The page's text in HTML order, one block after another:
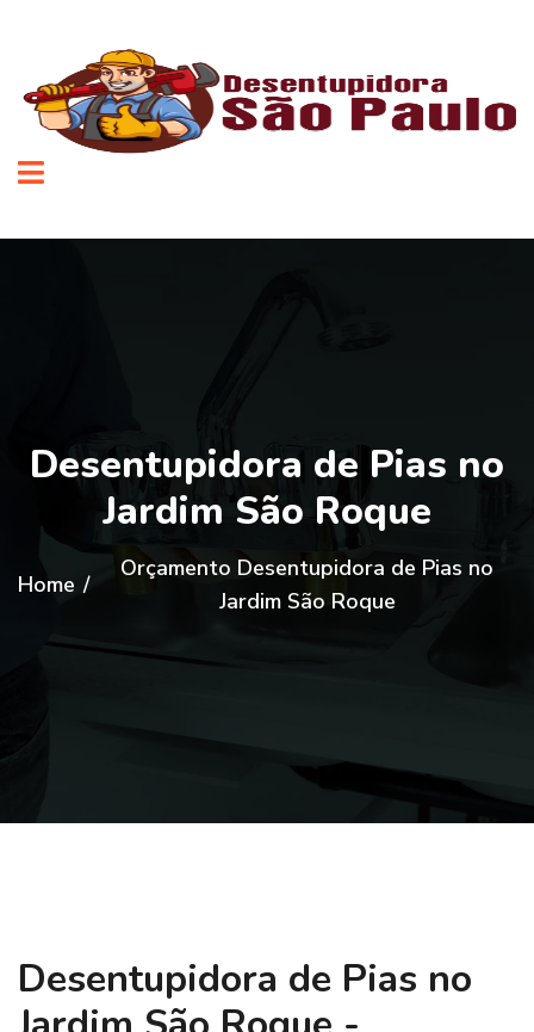
Desentupidora de Pias no
Jardim São Roque
Home /
Orçamento Desentupidora de Pias no
Jardim São Roque
Desentupidora de Pias no